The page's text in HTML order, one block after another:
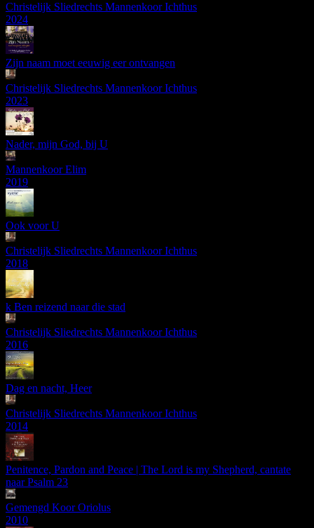
Christelijk Sliedrechts Mannenkoor Ichthus
2024
Zijn naam moet eeuwig eer ontvangen
Christelijk Sliedrechts Mannenkoor Ichthus
2023
Nader, mijn God, bij U
Mannenkoor Elim
2019
Ook voor U
Christelijk Sliedrechts Mannenkoor Ichthus
2018
k Ben reizend naar die stad
Christelijk Sliedrechts Mannenkoor Ichthus
2016
Dag en nacht, Heer
Christelijk Sliedrechts Mannenkoor Ichthus
2014
Penitence, Pardon and Peace | The Lord is my Shepherd, cantate
naar Psalm 23
Gemengd Koor Oriolus
2010